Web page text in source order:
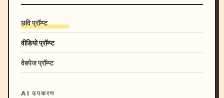
छवि प्रॉम्प्ट
वीडियो प्रॉम्प्ट
वेबपेज प्रॉम्प्ट
AI उपकरण